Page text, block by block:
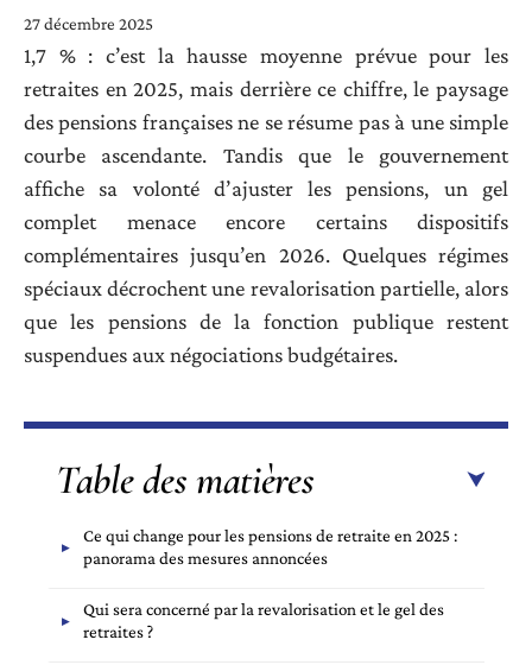
27 décembre 2025
1,7 % : c’est la hausse moyenne prévue pour les
retraites en 2025, mais derrière ce chiffre, le paysage
des pensions françaises ne se résume pas à une simple
courbe ascendante. Tandis que le gouvernement
affiche sa volonté d’ajuster les pensions, un gel
complet menace encore certains dispositifs
complémentaires jusqu’en 2026. Quelques régimes
spéciaux décrochent une revalorisation partielle, alors
que les pensions de la fonction publique restent
suspendues aux négociations budgétaires.
Table des matières
Ce qui change pour les pensions de retraite en 2025 :
panorama des mesures annoncées
Qui sera concerné par la revalorisation et le gel des
retraites ?